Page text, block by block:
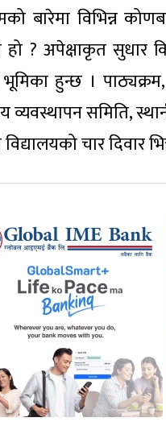
बारेमा विभिन्न
? अपेक्षाकृत सुधार
हुन्छ ।
व्यवस्थापन समिति,
चार दिवार